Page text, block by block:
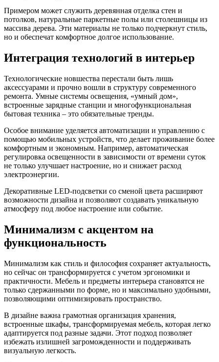
Примером может служить деревянная отделка стен и
потолков, натуральные паркетные полы или столешницы из
массива дерева. Эти материалы не только подчеркнут стиль,
но и обеспечат комфортное долгое использование.
Интеграция технологий в интерьер
Технологические новшества перестали быть лишь
аксессуарами и прочно вошли в структуру современного
ремонта. Умные системы освещения, «умный дом»,
встроенные зарядные станции и многофункциональная
бытовая техника – это обязательные тренды.
Особое внимание уделяется автоматизации и управлению с
помощью мобильных устройств, что делает проживание более
комфортным и экономным. Например, автоматическая
регулировка освещенности в зависимости от времени суток
не только улучшает настроение, но и снижает расход
электроэнергии.
Декоративные LED-подсветки со сменой цвета расширяют
возможности дизайна и позволяют создавать уникальную
атмосферу под любое настроение или событие.
Минимализм с акцентом на
функциональность
Минимализм как стиль и философия сохраняет актуальность,
но сейчас он трансформируется с учетом эргономики и
практичности. Мебель и предметы интерьера становятся не
только сдержанными по форме, но и максимально удобными,
позволяющими оптимизировать пространство.
В дизайне важна грамотная организация хранения,
встроенные шкафы, трансформируемая мебель, которая легко
адаптируется под разные задачи. Этот подход позволяет
избежать излишней загроможденности и поддерживать
визуальную легкость.